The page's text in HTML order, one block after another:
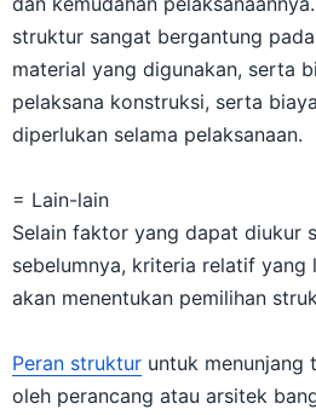
struktur sangat bergantung
material yang digunakan, serta
pelaksana konstruksi, serta
diperlukan selama pelaksanaan.
= Lain-lain
Selain faktor yang dapat diukur
sebelumnya, kriteria relatif yang
akan menentukan pemilihan
Peran struktur untuk menunjang
oleh perancang atau arsitek